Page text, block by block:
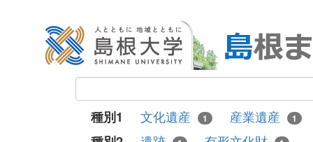
種別1 文化遺産 1 産業遺産 1